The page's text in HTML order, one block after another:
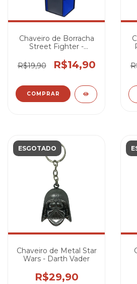
Chaveiro de Borracha
Street Fighter -
R$19,90
R$14,90
ESGOTADO
Chaveiro de Metal Star
Wars - Darth Vader
R$29,90